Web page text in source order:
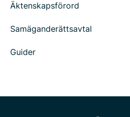
Äktenskapsförord
Samäganderättsavtal
Guider